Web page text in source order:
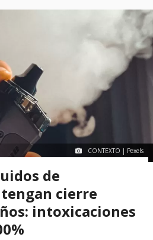
CONTEXTO | Pexels
de
cierre
intoxicaciones